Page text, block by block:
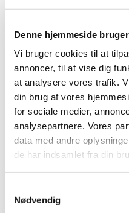
Denne hjemmeside
Vi bruger cookies til at
annoncer, til at vise dig
at analysere vores trafik.
din brug af vores
for sociale medier,
analysepartnere. Vores
data med andre
de har indsamlet fra din
Nødvendig
Gudstjenester for børn
højmesse søndag kl. 10.
også henvender sig til
og formidling af
Du kan tilmelde dig
børnefamilier , hvor du
kirkens gudstjenester
